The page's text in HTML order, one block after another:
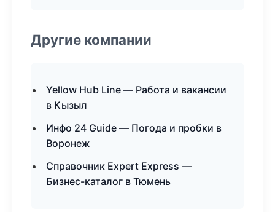
Другие компании
Yellow Hub Line — Работа и вакансии
в Кызыл
Инфо 24 Guide — Погода и пробки в
Воронеж
Справочник Expert Express —
Бизнес-каталог в Тюмень